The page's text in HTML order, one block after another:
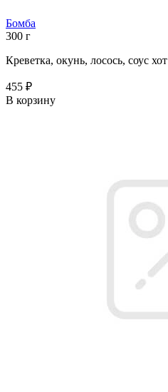
Бомба
300 г
Креветка, окунь, лосось, соус хот
455 ₽
В корзину